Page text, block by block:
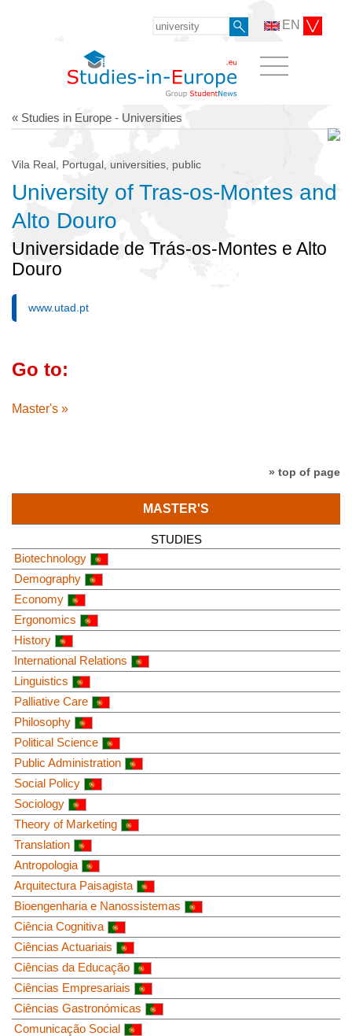
EN
« Studies in Europe - Universities
Vila Real, Portugal, universities, public
University of Tras-os-Montes and
Alto Douro
Universidade de Trás-os-Montes e Alto
Douro
www.utad.pt
Go to:
Master's »
» top of page
MASTER'S
STUDIES
Biotechnology
Demography
Economy
Ergonomics
History
International Relations
Linguistics
Palliative Care
Philosophy
Political Science
Public Administration
Social Policy
Sociology
Theory of Marketing
Translation
Antropologia
Arquitectura Paisagista
Bioengenharia e Nanossistemas
Ciência Cognitiva
Ciências Actuariais
Ciências da Educação
Ciências Empresariais
Ciências Gastronómicas
Comunicação Social